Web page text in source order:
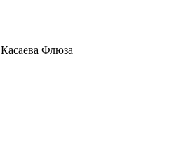
Касаева Флюза